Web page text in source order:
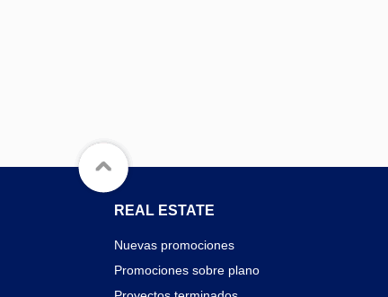
REAL ESTATE
Nuevas promociones
Promociones sobre plano